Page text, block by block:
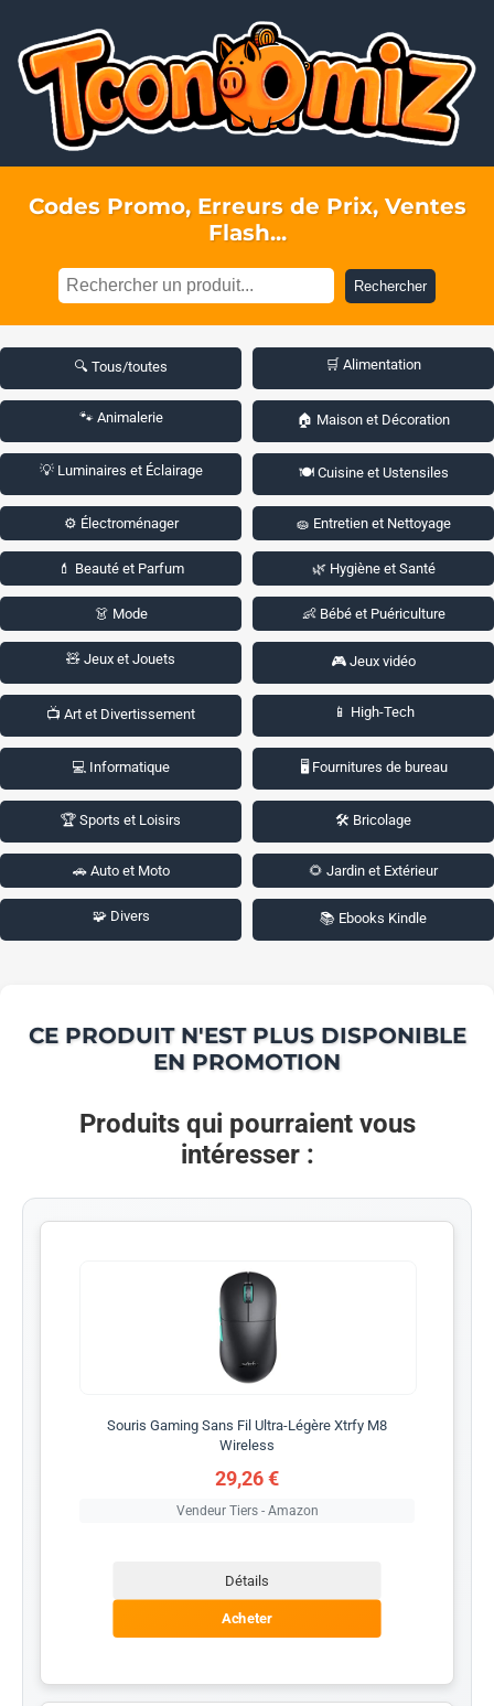
Codes Promo, Erreurs de Prix, Ventes
Flash...
Rechercher
🔍 Tous/toutes 🛒 Alimentation
🐾 Animalerie 🏠 Maison et Décoration
💡 Luminaires et Éclairage 🍽️ Cuisine et Ustensiles
⚙️ Électroménager 🧽 Entretien et Nettoyage
💄 Beauté et Parfum 🌿 Hygiène et Santé
👗 Mode 👶 Bébé et Puériculture
🧸 Jeux et Jouets 🎮 Jeux vidéo
📺 Art et Divertissement 📱 High-Tech
💻 Informatique 🖥️ Fournitures de bureau
🏆 Sports et Loisirs 🛠️ Bricolage
🚗 Auto et Moto 🌻 Jardin et Extérieur
🧩 Divers 📚 Ebooks Kindle
CE PRODUIT N'EST PLUS DISPONIBLE
EN PROMOTION
Produits qui pourraient vous
intéresser :
Souris Gaming Sans Fil Ultra-Légère Xtrfy M8
Wireless
29,26 €
Vendeur Tiers - Amazon
Détails
Acheter